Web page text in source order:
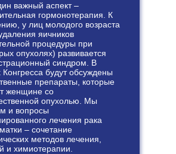
важный аспект –
гормонотерапия. К
у лиц молодого возраста
яичников
процедуры при
опухолях) развивается
синдром. В
Конгресса будут обсуждены
препараты, которые
женщине со
опухолью. Мы
и вопросы
лечения рака
– сочетание
методов лечения,
и химиотерапии.